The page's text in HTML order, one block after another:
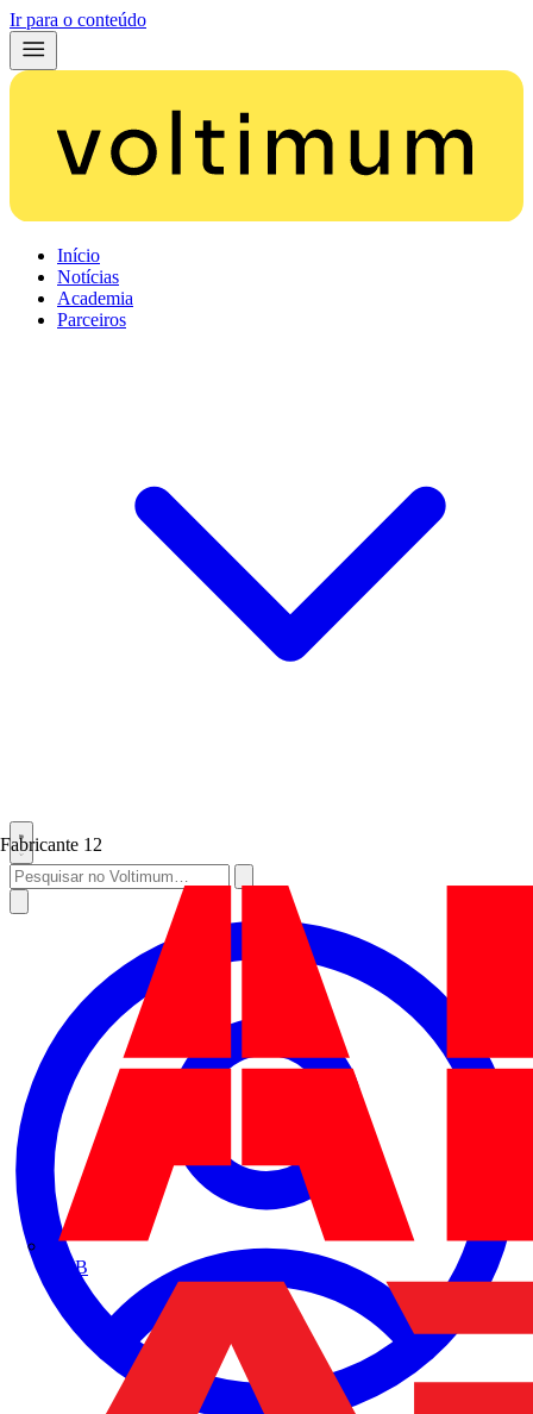
Ir para o conteúdo
Início
Notícias
Academia
Parceiros
Fabricante 12
ABB